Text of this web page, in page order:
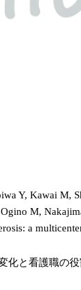
Y, Kawai M,
M,
a
と看護職の